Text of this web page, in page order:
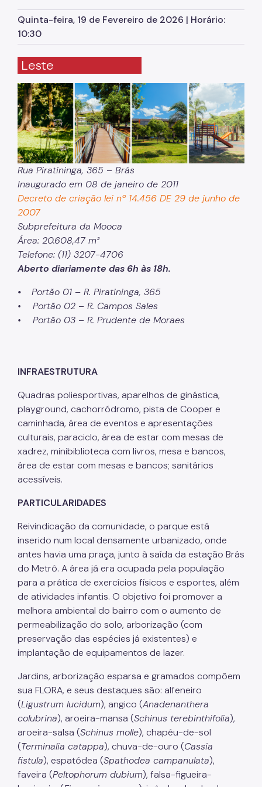
Parques Urbanos
Unidades de Conservação
Trilha Interparques
Viveiros Municipais
Educação Ambiental UMAPAZ
Programação
Planetários
Planejamento Ambiental
Patrimônio Ambiental
Biosampa
Informações Ambientais
Licenciamento Ambiental
Licenciamento Ambiental Não-Industrial
Heliponto
Áreas Contaminadas
Estudos Ambientais
Produtos Perigosos
TCA - Termo de Compromisso Ambiental
Motogeradores
IPVA
Fiscalização Ambiental
Defesa e Valorização Ambiental
TAC - Termo de Ajustamento de Conduta
Mudanças Climáticas
Comitê do Clima
Plano de Ação Climática
COMFROTA-SP
Planos
Mata Atlântica
Quinta-feira, 19 de Fevereiro de 2026 | Horário:
10:30
Leste
Rua Piratininga, 365 – Brás
Inaugurado em 08 de janeiro de 2011
Decreto de criação lei nº 14.456 DE 29 de junho de
2007
Subprefeitura da Mooca
Área: 20.608,47 m²
Telefone: (11) 3207-4706
Aberto diariamente das 6h às 18h.
•
Portão 01 – R. Piratininga, 365
• Portão 02 – R. Campos Sales
• Portão 03 – R. Prudente de Moraes
INFRAESTRUTURA
Quadras poliesportivas, aparelhos de ginástica,
playground, cachorródromo, pista de Cooper e
caminhada, área de eventos e apresentações
culturais, paraciclo, área de estar com mesas de
xadrez, minibiblioteca com livros, mesa e bancos,
área de estar com mesas e bancos; sanitários
acessíveis.
PARTICULARIDADES
Reivindicação da comunidade, o parque está
inserido num local densamente urbanizado, onde
antes havia uma praça, junto à saída da estação Brás
do Metrô. A área já era ocupada pela população
para a prática de exercícios físicos e esportes, além
de atividades infantis. O objetivo foi promover a
melhora ambiental do bairro com o aumento de
permeabilização do solo, arborização (com
preservação das espécies já existentes) e
implantação de equipamentos de lazer.
Jardins, arborização esparsa e gramados compõem
sua FLORA, e seus destaques são: alfeneiro
(Ligustrum lucidum), angico (Anadenanthera
colubrina), aroeira-mansa (Schinus terebinthifolia),
aroeira-salsa (Schinus molle), chapéu-de-sol
(Terminalia catappa), chuva-de-ouro (Cassia
fistula), espatódea (Spathodea campanulata),
faveira (Peltophorum dubium), falsa-figueira-